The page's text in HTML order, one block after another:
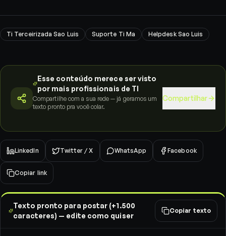
Ti Terceirizada Sao Luis Suporte Ti Ma Helpdesk Sao Luis
Esse conteúdo merece ser visto
por mais profissionais de TI
Compartilhe com a sua rede — já geramos um
texto pronto pra você colar.
Compartilhar
LinkedIn Twitter / X WhatsApp Facebook
Copiar link
Texto pronto para postar (+1.500
caracteres) — edite como quiser
Copiar texto